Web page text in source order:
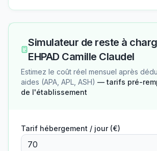
Simulateur de reste à
EHPAD Camille Claudel
Estimez le coût réel mensuel après
aides (APA, APL, ASH) — tarifs pré-
de l'établissement
Tarif hébergement / jour (€)